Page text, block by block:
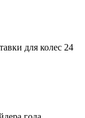
для колес 24